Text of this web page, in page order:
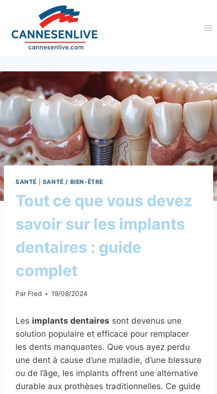
contenu
SANTÉ SANTÉ / BIEN-ÊTRE
Tout ce que vous devez
savoir sur les implants
dentaires : guide
complet
Par Fred 19/08/2024
Les implants dentaires sont devenus une
solution populaire et efficace pour remplacer
les dents manquantes. Que vous ayez perdu
une dent à cause d’une maladie, d’une blessure
ou de l’âge, les implants offrent une alternative
durable aux prothèses traditionnelles. Ce guide